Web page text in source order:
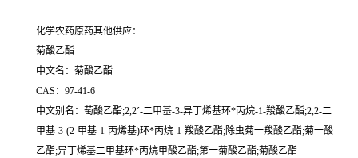
化学农药原药其他供应：
菊酸乙酯
中文名：菊酸乙酯
CAS：97-41-6
中文别名：萄酸乙酯;2,2ˊ-二甲基-3-异丁烯基环*丙烷-1-羧酸乙酯;2,2-二
甲基-3-(2-甲基-1-丙烯基)环*丙烷-1-羧酸乙酯;除虫菊一羧酸乙酯;菊一酸
乙酯;异丁烯基二甲基环*丙烷甲酸乙酯;第一菊酸乙酯;菊酸乙酯